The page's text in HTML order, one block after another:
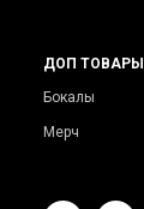
ДОП ТОВАРЫ
Бокалы
Мерч